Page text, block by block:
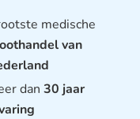
medische
van
dan 30 jaar